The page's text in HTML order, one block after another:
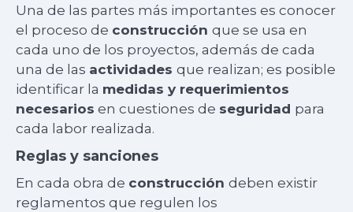
Una de las partes más importantes es conocer
el proceso de construcción que se usa en
cada uno de los proyectos, además de cada
una de las actividades que realizan; es posible
identificar la medidas y requerimientos
necesarios en cuestiones de seguridad para
cada labor realizada.
Reglas y sanciones
En cada obra de construcción deben existir
reglamentos que regulen los